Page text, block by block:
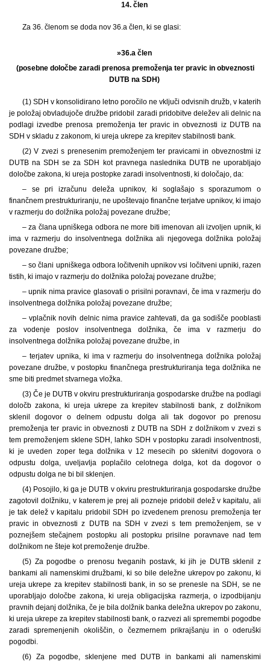
14. člen
Za 36. členom se doda nov 36.a člen, ki se glasi:
»36.a člen
(posebne določbe zaradi prenosa premoženja ter pravic in obveznosti
DUTB na SDH)
(1) SDH v konsolidirano letno poročilo ne vključi odvisnih družb, v katerih
je položaj obvladujoče družbe pridobil zaradi pridobitve deležev ali delnic na
podlagi izvedbe prenosa premoženja ter pravic in obveznosti iz DUTB na
SDH v skladu z zakonom, ki ureja ukrepe za krepitev stabilnosti bank.
(2) V zvezi s prenesenim premoženjem ter pravicami in obveznostmi iz
DUTB na SDH se za SDH kot pravnega naslednika DUTB ne uporabljajo
določbe zakona, ki ureja postopke zaradi insolventnosti, ki določajo, da:
– se pri izračunu deleža upnikov, ki soglašajo s sporazumom o
finančnem prestrukturiranju, ne upoštevajo finančne terjatve upnikov, ki imajo
v razmerju do dolžnika položaj povezane družbe;
– za člana upniškega odbora ne more biti imenovan ali izvoljen upnik, ki
ima v razmerju do insolventnega dolžnika ali njegovega dolžnika položaj
povezane družbe;
– so člani upniškega odbora ločitvenih upnikov vsi ločitveni upniki, razen
tistih, ki imajo v razmerju do dolžnika položaj povezane družbe;
– upnik nima pravice glasovati o prisilni poravnavi, če ima v razmerju do
insolventnega dolžnika položaj povezane družbe;
– vplačnik novih delnic nima pravice zahtevati, da ga sodišče pooblasti
za vodenje poslov insolventnega dolžnika, če ima v razmerju do
insolventnega dolžnika položaj povezane družbe, in
– terjatev upnika, ki ima v razmerju do insolventnega dolžnika položaj
povezane družbe, v postopku finančnega prestrukturiranja tega dolžnika ne
sme biti predmet stvarnega vložka.
(3) Če je DUTB v okviru prestrukturiranja gospodarske družbe na podlagi
določb zakona, ki ureja ukrepe za krepitev stabilnosti bank, z dolžnikom
sklenil dogovor o delnem odpustu dolga ali tak dogovor po prenosu
premoženja ter pravic in obveznosti z DUTB na SDH z dolžnikom v zvezi s
tem premoženjem sklene SDH, lahko SDH v postopku zaradi insolventnosti,
ki je uveden zoper tega dolžnika v 12 mesecih po sklenitvi dogovora o
odpustu dolga, uveljavlja poplačilo celotnega dolga, kot da dogovor o
odpustu dolga ne bi bil sklenjen.
(4) Posojilo, ki ga je DUTB v okviru prestrukturiranja gospodarske družbe
zagotovil dolžniku, v katerem je prej ali pozneje pridobil delež v kapitalu, ali
je tak delež v kapitalu pridobil SDH po izvedenem prenosu premoženja ter
pravic in obveznosti z DUTB na SDH v zvezi s tem premoženjem, se v
poznejšem stečajnem postopku ali postopku prisilne poravnave nad tem
dolžnikom ne šteje kot premoženje družbe.
(5) Za pogodbe o prenosu tveganih postavk, ki jih je DUTB sklenil z
bankami ali namenskimi družbami, ki so bile deležne ukrepov po zakonu, ki
ureja ukrepe za krepitev stabilnosti bank, in so se prenesle na SDH, se ne
uporabljajo določbe zakona, ki ureja obligacijska razmerja, o izpodbijanju
pravnih dejanj dolžnika, če je bila dolžnik banka deležna ukrepov po zakonu,
ki ureja ukrepe za krepitev stabilnosti bank, o razvezi ali spremembi pogodbe
zaradi spremenjenih okoliščin, o čezmernem prikrajšanju in o oderuški
pogodbi.
(6) Za pogodbe, sklenjene med DUTB in bankami ali namenskimi